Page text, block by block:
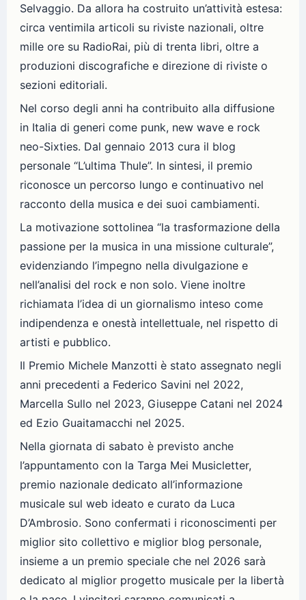
Selvaggio. Da allora ha costruito un’attività estesa:
circa ventimila articoli su riviste nazionali, oltre
mille ore su RadioRai, più di trenta libri, oltre a
produzioni discografiche e direzione di riviste o
sezioni editoriali.
Nel corso degli anni ha contribuito alla diffusione
in Italia di generi come punk, new wave e rock
neo-Sixties. Dal gennaio 2013 cura il blog
personale “L’ultima Thule”. In sintesi, il premio
riconosce un percorso lungo e continuativo nel
racconto della musica e dei suoi cambiamenti.
La motivazione sottolinea “la trasformazione della
passione per la musica in una missione culturale”,
evidenziando l’impegno nella divulgazione e
nell’analisi del rock e non solo. Viene inoltre
richiamata l’idea di un giornalismo inteso come
indipendenza e onestà intellettuale, nel rispetto di
artisti e pubblico.
Il Premio Michele Manzotti è stato assegnato negli
anni precedenti a Federico Savini nel 2022,
Marcella Sullo nel 2023, Giuseppe Catani nel 2024
ed Ezio Guaitamacchi nel 2025.
Nella giornata di sabato è previsto anche
l’appuntamento con la Targa Mei Musicletter,
premio nazionale dedicato all’informazione
musicale sul web ideato e curato da Luca
D’Ambrosio. Sono confermati i riconoscimenti per
miglior sito collettivo e miglior blog personale,
insieme a un premio speciale che nel 2026 sarà
dedicato al miglior progetto musicale per la libertà